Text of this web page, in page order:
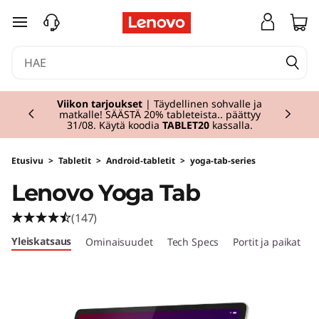
v
o
Y
o
g
siirry pääsisältöön
Viikon tarjoukset | Täydellinen sohvalle ja
matkalle! SÄÄSTÄ 20% tableteista.. päättyy
31/08. Käytä koodia TABLET20kassalla.
Currently displaying item 1 of 2
Etusivu > Tabletit > Android-tabletit > yoga-tab-series
Lenovo Yoga Tab
(147)
Yleiskatsaus Ominaisuudet Tech Specs Portit ja paikat